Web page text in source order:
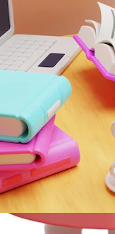
© 2010-2026